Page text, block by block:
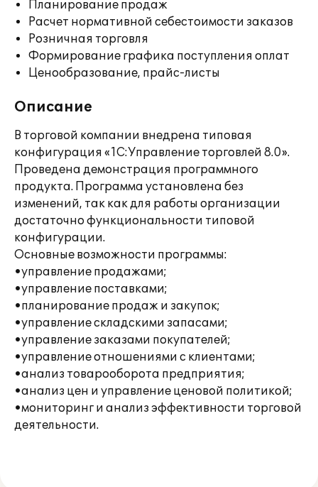
Планирование продаж
Расчет нормативной себестоимости заказов
Розничная торговля
Формирование графика поступления оплат
Ценообразование, прайс-листы
Описание
В торговой компании внедрена типовая
конфигурация «1С:Управление торговлей 8.0».
Проведена демонстрация программного
продукта. Программа установлена без
изменений, так как для работы организации
достаточно функциональности типовой
конфигурации.
Основные возможности программы:
•управление продажами;
•управление поставками;
•планирование продаж и закупок;
•управление складскими запасами;
•управление заказами покупателей;
•управление отношениями с клиентами;
•анализ товарооборота предприятия;
•анализ цен и управление ценовой политикой;
•мониторинг и анализ эффективности торговой
деятельности.